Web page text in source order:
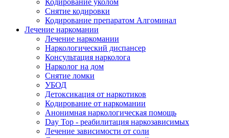
Кодирование уколом
Снятие кодировки
Кодирование препаратом Алгоминал
Лечение наркомании
Лечение наркомании
Наркологический диспансер
Консультация нарколога
Нарколог на дом
Снятие ломки
УБОД
Детоксикация от наркотиков
Кодирование от наркомании
Анонимная наркологическая помощь
Day Top - реабилитация наркозависимых
Лечение зависимости от соли